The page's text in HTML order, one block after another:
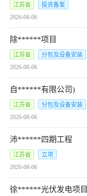
江苏省
投资备案
2026-08-06
除******项目
江苏省
分包及设备安装
2026-08-06
自******有限公司)
江苏省
分包及设备安装
2026-08-06
沛******四期工程
江苏省
立项
2026-08-06
徐******光伏发电项目